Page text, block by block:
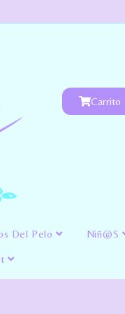
Carrito
Del Pelo Niñ@s